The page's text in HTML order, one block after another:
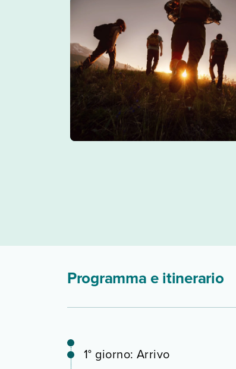
Programma e itinerario
1° giorno: Arrivo